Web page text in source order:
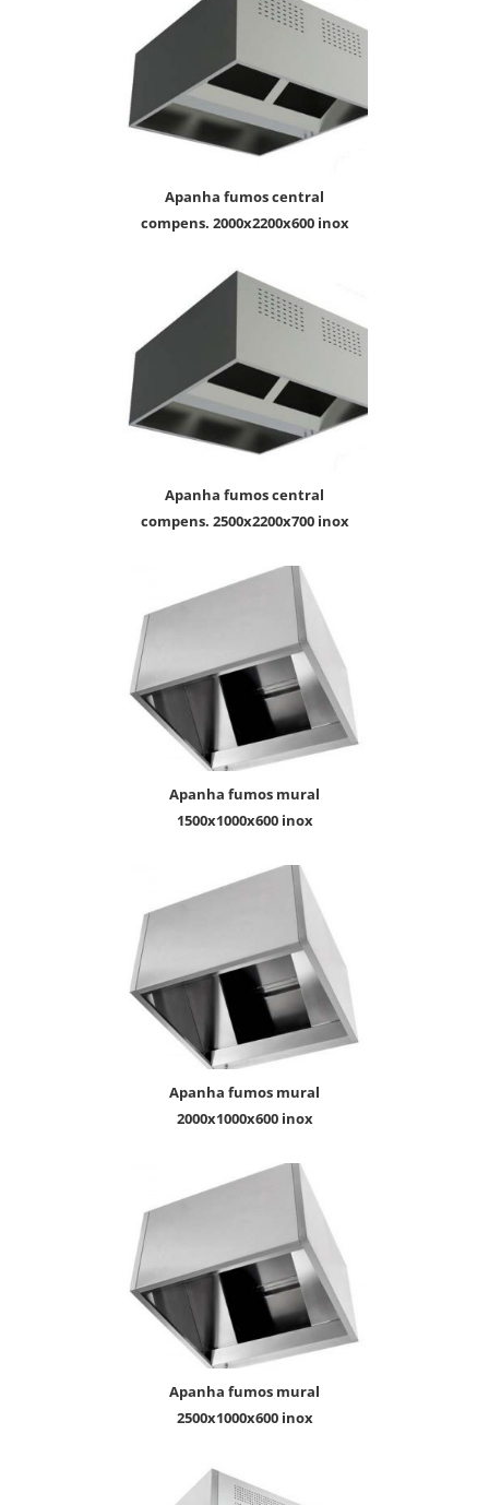
apanha fumos central
compens. 2000x2200x600 inox
apanha fumos central
compens. 2500x2200x700 inox
apanha fumos mural
1500x1000x600 inox
apanha fumos mural
2000x1000x600 inox
apanha fumos mural
2500x1000x600 inox